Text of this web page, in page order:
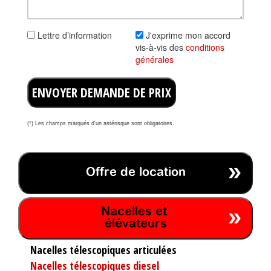
Lettre d’information
J'exprime mon accord
vis-à-vis des conditions
générales
ENVOYER DEMANDE DE PRIX
(*) Les champs marqués d'un astérisque sont obligatoires.
Offre de location
Nacelles et
élévateurs
Nacelles télescopiques articulées
Nacelles télescopiques diesel